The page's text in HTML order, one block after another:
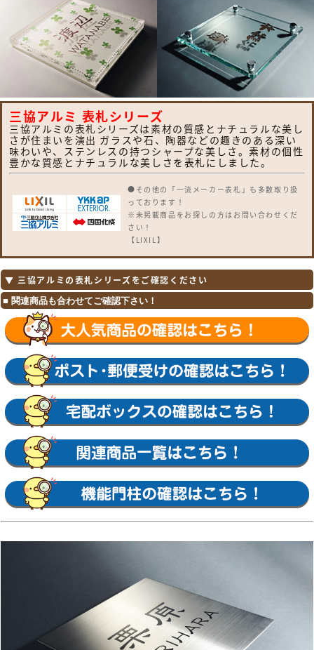
三協アルミ 表札シリーズ
三協アルミの表札シリーズは素材の質感とナチュラルな美し
さが住まいを演出 ガラスや石、陶器などの趣きのある深い
味わいや、ステンレスの持つシャープな美しさ。素材の個性
豊かな質感とナチュラルな美しさを表札にしました。
●その他の「一流メーカー表札」も多数取り扱
っております！
※未掲載商品をお探しの方はお問い合わせくだ
さい！
【LIXIL】
ン・チタンサイン・切り文字サインA・切り文
字サインB・切り文字サインC・切り文字サイ
ンD・切り文字サインS・SUS切り文字ベース
サイン・SUS抜き文字ベースサインP型・SUS
抜き文字ベースサインL型・アルファベットサ
イン・エンブレムサイン・インフォユニットサ
インW・タイルサイン・備前焼サイン・美濃焼
サイン・有田焼サイン・東京七宝サイン・黒御
鋳物サイン鋳込みプレートサイン・ロートアイ
アン調サイン・ラフィーネサイン・カッパーサ
イン・ディズニー・ミッキーシルエットサイ
ン・プリンセスクリスタルガラスサイン 等
【YKKap】
スクエアタイプ・ステンレスプレート表札・ス
テンレス木目調表札・ステンレスカラー表札・
クールアルミ表札・ステンレス2層表札・ステ
ンレスプレート表札Lite・ステンレスカラー表
Lite・スクエアタイプS・ステンレスプレート
カラー表札S・スリムタイプ・ステンレスプレ
ート表札Slim・ステンレス木目調表札Slim・
アクリル2層表札Slim・スリムタイプS・ガラ
ス表札SlimS・切文字タイプ・ステンレス切文
字表札・切文字タイプS・ステンレス切文字表
札S・ルシアスポストユニット・ルシアスウォ
▼ 三協アルミの表札シリーズをご確認ください